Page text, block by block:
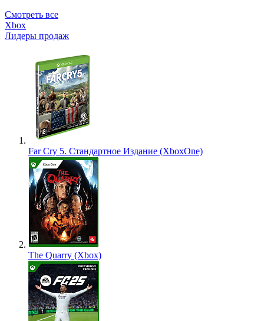
Смотреть все
Xbox
Лидеры продаж
Far Cry 5. Стандартное Издание (XboxOne)
The Quarry (Xbox)